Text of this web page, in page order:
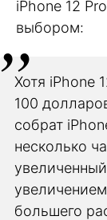
iPhone 12
выбором:
Хотя iPhone
100
собрат
несколько
большего